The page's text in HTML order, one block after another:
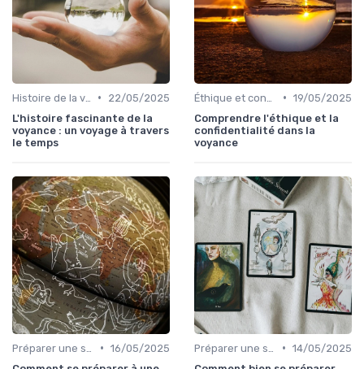
•
22/05/2025
L'histoire fascinante de la
voyance : un voyage à travers
le temps
• 19/05/2025
Comprendre l'éthique et la
confidentialité dans la
voyance
• 16/05/2025
• 14/05/2025